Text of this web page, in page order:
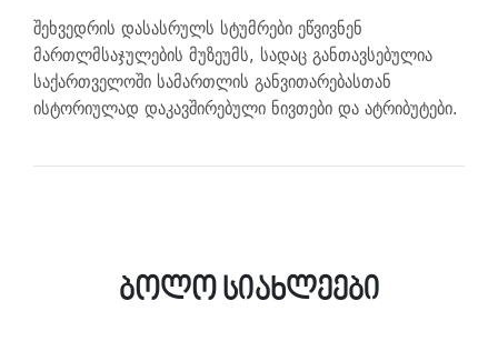
შეხვედრის დასასრულს სტუმრები ეწვივნენ
მართლმსაჯულების მუზეუმს, სადაც განთავსებულია
საქართველოში სამართლის განვითარებასთან
ისტორიულად დაკავშირებული ნივთები და ატრიბუტები.
ბოლო სიახლეები